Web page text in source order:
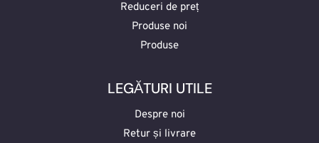
Reduceri de preț
Produse noi
Produse
LEGĂTURI UTILE
Despre noi
Retur și livrare